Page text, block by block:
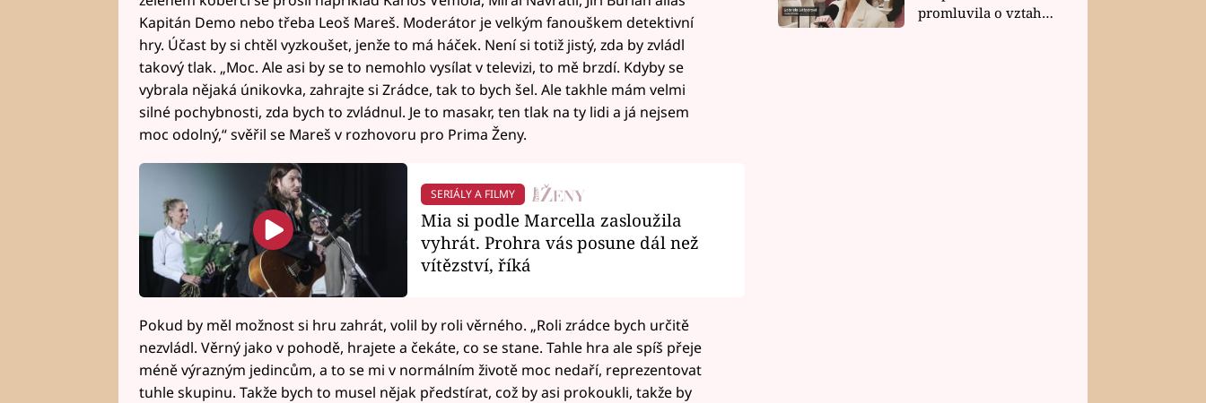
Kapitán Demo nebo třeba Leoš Mareš. Moderátor je velkým fanouškem detektivní
hry. Účast by si chtěl vyzkoušet, jenže to má háček. Není si totiž jistý, zda by zvládl
takový tlak. „Moc. Ale asi by se to nemohlo vysílat v televizi, to mě brzdí. Kdyby se
vybrala nějaká únikovka, zahrajte si Zrádce, tak to bych šel. Ale takhle mám velmi
silné pochybnosti, zda bych to zvládnul. Je to masakr, ten tlak na ty lidi a já nejsem
moc odolný,“ svěřil se Mareš v rozhovoru pro Prima Ženy.
SERIÁLY A FILMY
Mia si podle Marcella zasloužila
vyhrát. Prohra vás posune dál než
vítězství, říká
Pokud by měl možnost si hru zahrát, volil by roli věrného. „Roli zrádce bych určitě
nezvládl. Věrný jako v pohodě, hrajete a čekáte, co se stane. Tahle hra ale spíš přeje
méně výrazným jedincům, a to se mi v normálním životě moc nedaří, reprezentovat
tuhle skupinu. Takže bych to musel nějak předstírat, což by asi prokoukli, takže by
promluvila o vztahu